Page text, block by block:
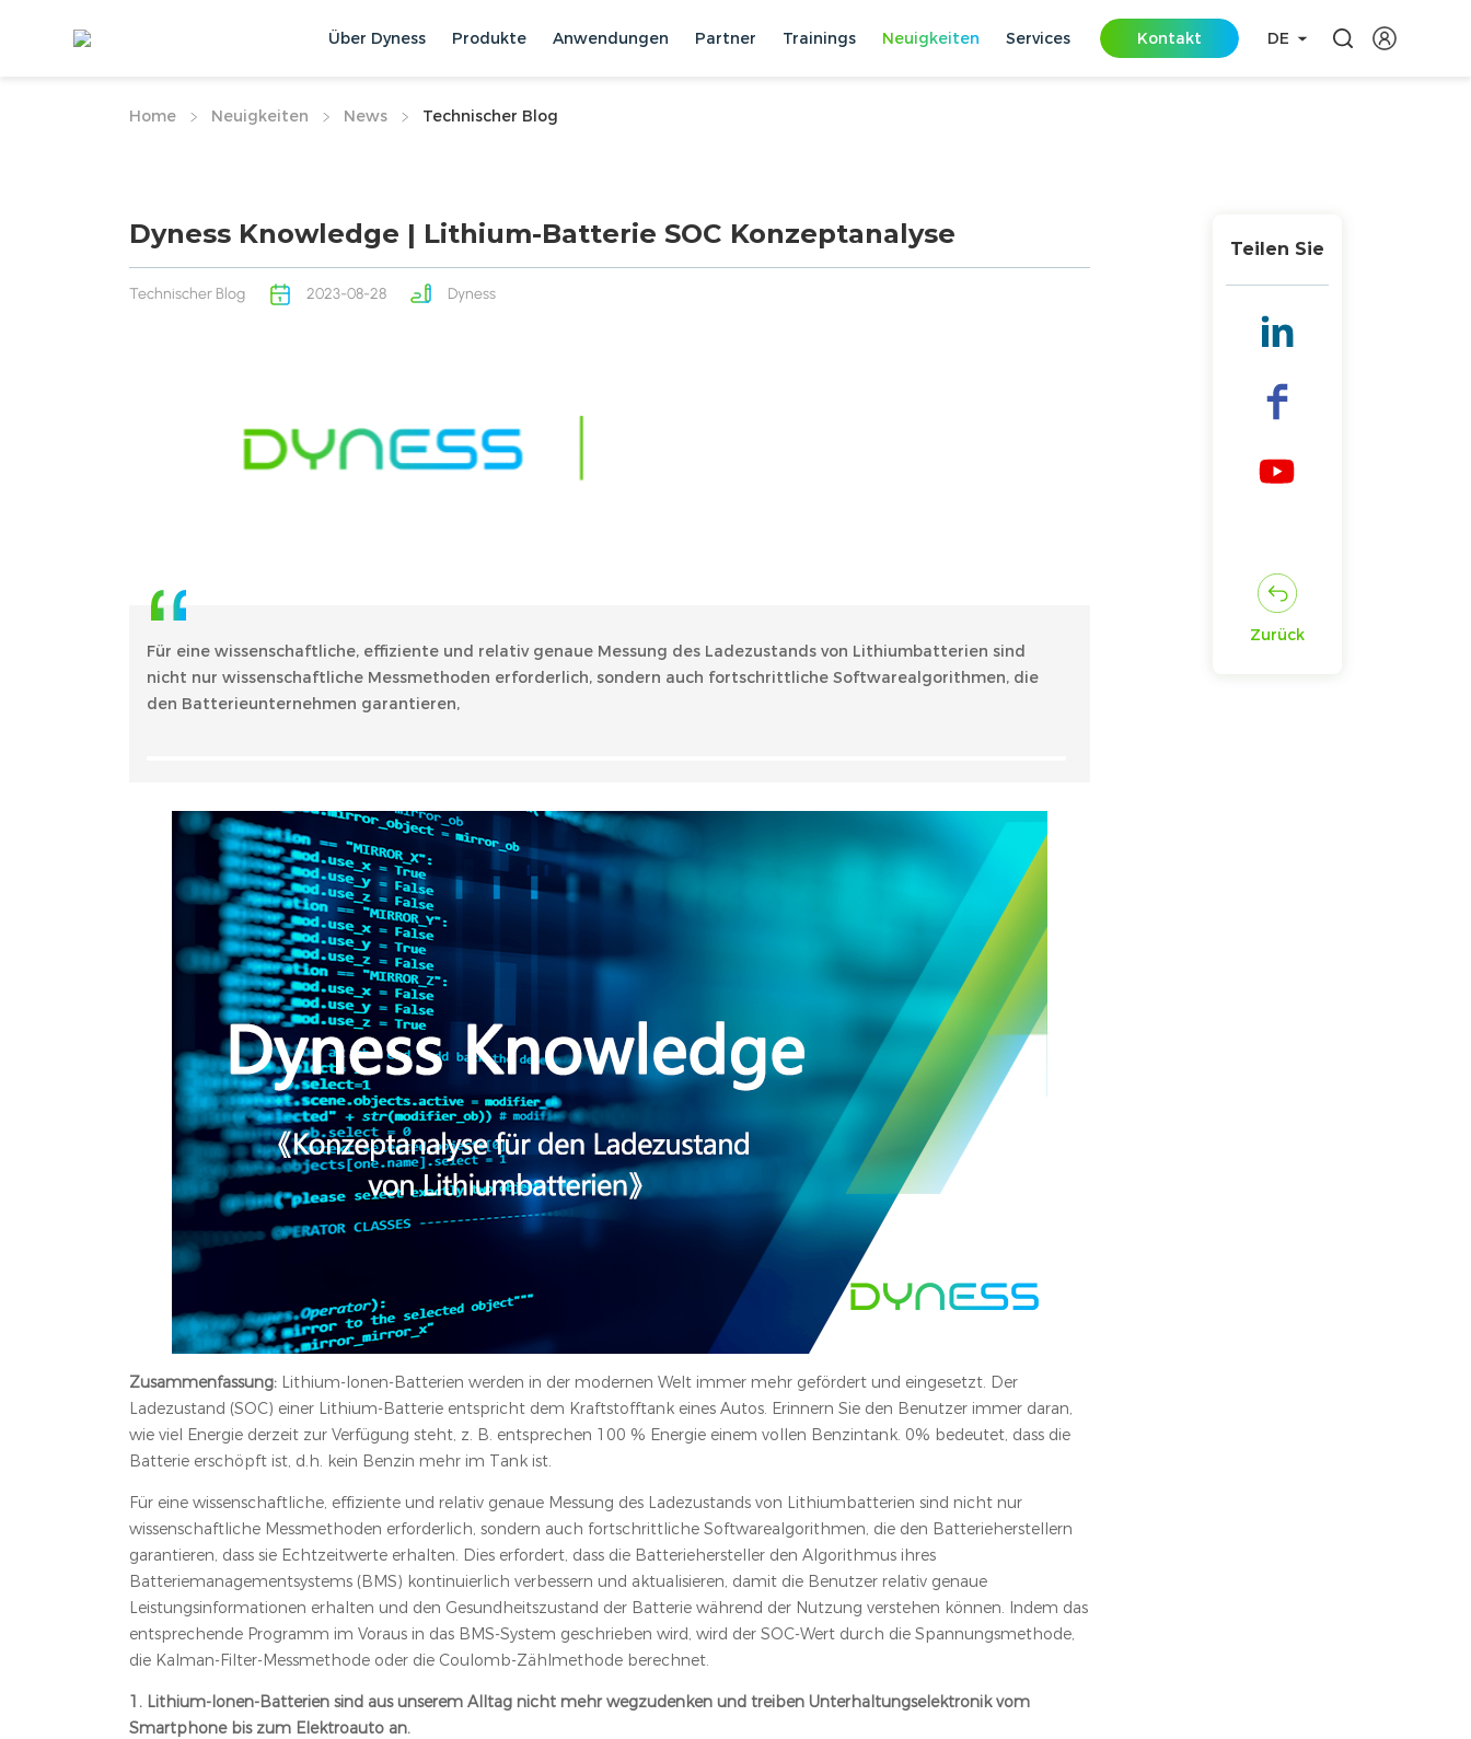
Über Dyness Produkte Anwendungen Partner Trainings Neuigkeiten Services Kontakt DE
Home Neuigkeiten News Technischer Blog
Dyness Knowledge | Lithium-Batterie SOC Konzeptanalyse
Technischer Blog 2023-08-28 Dyness
Für eine wissenschaftliche, effiziente und relativ genaue Messung des Ladezustands von Lithiumbatterien sind
nicht nur wissenschaftliche Messmethoden erforderlich, sondern auch fortschrittliche Softwarealgorithmen, die
den Batterieunternehmen garantieren,
Zusammenfassung:Lithium-Ionen-Batterien werden in der modernen Welt immer mehr gefördert und eingesetzt. Der
Ladezustand (SOC) einer Lithium-Batterie entspricht dem Kraftstofftank eines Autos. Erinnern Sie den Benutzer immer daran,
wie viel Energie derzeit zur Verfügung steht, z. B. entsprechen 100 % Energie einem vollen Benzintank. 0% bedeutet, dass die
Batterie erschöpft ist, d.h. kein Benzin mehr im Tank ist.
Für eine wissenschaftliche, effiziente und relativ genaue Messung des Ladezustands von Lithiumbatterien sind nicht nur
wissenschaftliche Messmethoden erforderlich, sondern auch fortschrittliche Softwarealgorithmen, die den Batterieherstellern
garantieren, dass sie Echtzeitwerte erhalten. Dies erfordert, dass die Batteriehersteller den Algorithmus ihres
Batteriemanagementsystems (BMS) kontinuierlich verbessern und aktualisieren, damit die Benutzer relativ genaue
Leistungsinformationen erhalten und den Gesundheitszustand der Batterie während der Nutzung verstehen können. Indem das
entsprechende Programm im Voraus in das BMS-System geschrieben wird, wird der SOC-Wert durch die Spannungsmethode,
die Kalman-Filter-Messmethode oder die Coulomb-Zählmethode berechnet.
1. Lithium-Ionen-Batterien sind aus unserem Alltag nicht mehr wegzudenken und treiben Unterhaltungselektronik vom
Smartphone bis zum Elektroauto an.
Teilen Sie
Zurück